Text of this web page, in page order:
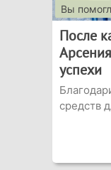
Вы
После
успехи
средств